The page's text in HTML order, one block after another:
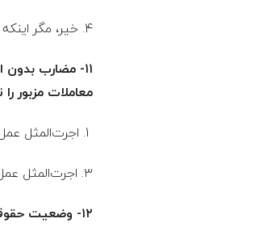
۴. خیر، مگر اینکه جاهل به فضولی بودن معامله باشد.
۱۱- مضارب
معاملات مزبور
۳. اجرت‌المثل عمل خود از مالک ۴. حصه تعیین شده در مضاربه اول
۱۲- وضعیت حقوقی طلاق اکراهی و نکاح معلق، به ترتیب، کدام است؟